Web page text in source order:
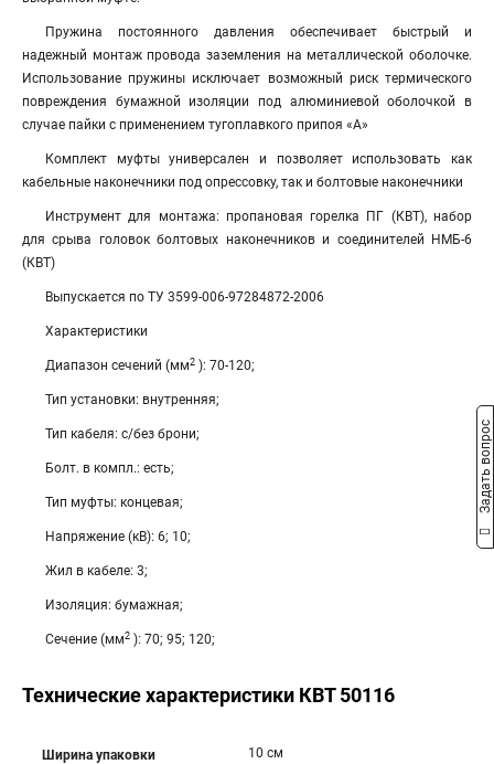
Пружина постоянного давления обеспечивает быстрый и
надежный монтаж провода заземления на металлической оболочке.
Использование пружины исключает возможный риск термического
повреждения бумажной изоляции под алюминиевой оболочкой в
случае пайки с применением тугоплавкого припоя «А»
Комплект муфты универсален и позволяет использовать как
кабельные наконечники под опрессовку, так и болтовые наконечники
Инструмент для монтажа: пропановая горелка ПГ (КВТ), набор
для срыва головок болтовых наконечников и соединителей НМБ-6
(КВТ)
Выпускается по ТУ 3599-006-97284872-2006
Характеристики
Диапазон сечений (мм2 ): 70-120;
Тип установки: внутренняя;
Тип кабеля: с/без брони;
Болт. в компл.: есть;
Тип муфты: концевая;
Напряжение (кВ): 6; 10;
Жил в кабеле: 3;
Изоляция: бумажная;
Сечение (мм2 ): 70; 95; 120;
Технические характеристики КВТ 50116
Ширина упаковки 10 см
Задать вопрос